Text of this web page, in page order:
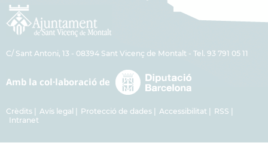
C/ Sant Antoni, 13 - 08394 Sant Vicenç de Montalt - Tel. 93 791 05 11
Crèdits Avís legal Protecció de dades Accessibilitat
RSS
Intranet